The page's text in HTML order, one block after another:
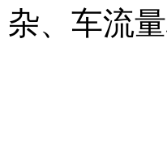
杂、车流